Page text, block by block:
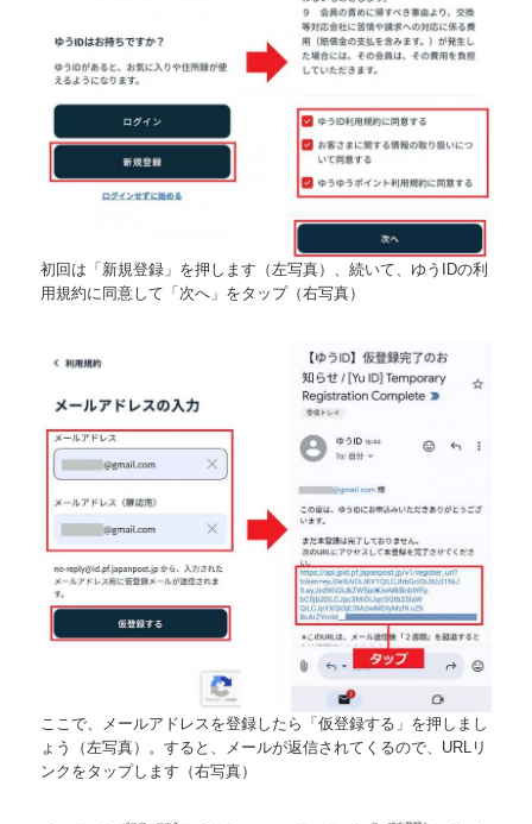
初回は「新規登録」を押します（左写真）、続いて、ゆうIDの利
用規約に同意して「次へ」をタップ（右写真）
ここで、メールアドレスを登録したら「仮登録する」を押しまし
ょう（左写真）。すると、メールが返信されてくるので、URLリ
ンクをタップします（右写真）